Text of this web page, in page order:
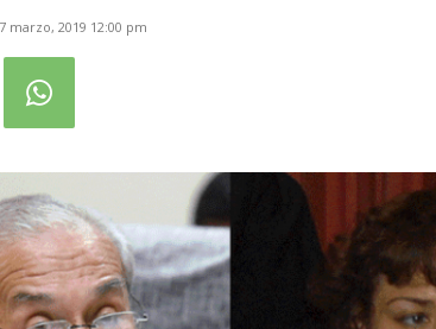
7 marzo, 2019 12:00 pm